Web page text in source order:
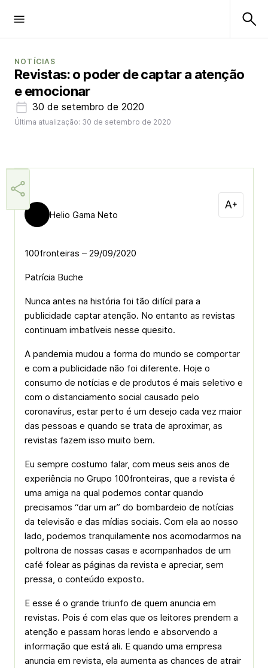
NOTÍCIAS
Revistas: o poder de captar a atenção
e emocionar
30 de setembro de 2020
Última atualização: 30 de setembro de 2020
Helio Gama Neto
100fronteiras – 29/09/2020
Patrícia Buche
Nunca antes na história foi tão difícil para a
publicidade captar atenção. No entanto as revistas
continuam imbatíveis nesse quesito.
A pandemia mudou a forma do mundo se comportar
e com a publicidade não foi diferente. Hoje o
consumo de notícias e de produtos é mais seletivo e
com o distanciamento social causado pelo
coronavírus, estar perto é um desejo cada vez maior
das pessoas e quando se trata de aproximar, as
revistas fazem isso muito bem.
Eu sempre costumo falar, com meus seis anos de
experiência no Grupo 100fronteiras, que a revista é
uma amiga na qual podemos contar quando
precisamos “dar um ar” do bombardeio de notícias
da televisão e das mídias sociais. Com ela ao nosso
lado, podemos tranquilamente nos acomodarmos na
poltrona de nossas casas e acompanhados de um
café folear as páginas da revista e apreciar, sem
pressa, o conteúdo exposto.
E esse é o grande triunfo de quem anuncia em
revistas. Pois é com elas que os leitores prendem a
atenção e passam horas lendo e absorvendo a
informação que está ali. E quando uma empresa
anuncia em revista, ela aumenta as chances de atrair